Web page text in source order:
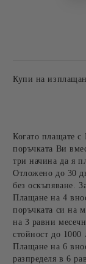
Купи на
Когато плащате
поръчката Ви
три начина да я
Отложено до 30
без оскъпяване.
Плащане на 4
поръчката си на
на 3 равни
стойност до 1000
Плащане на 6
разпределя в 6